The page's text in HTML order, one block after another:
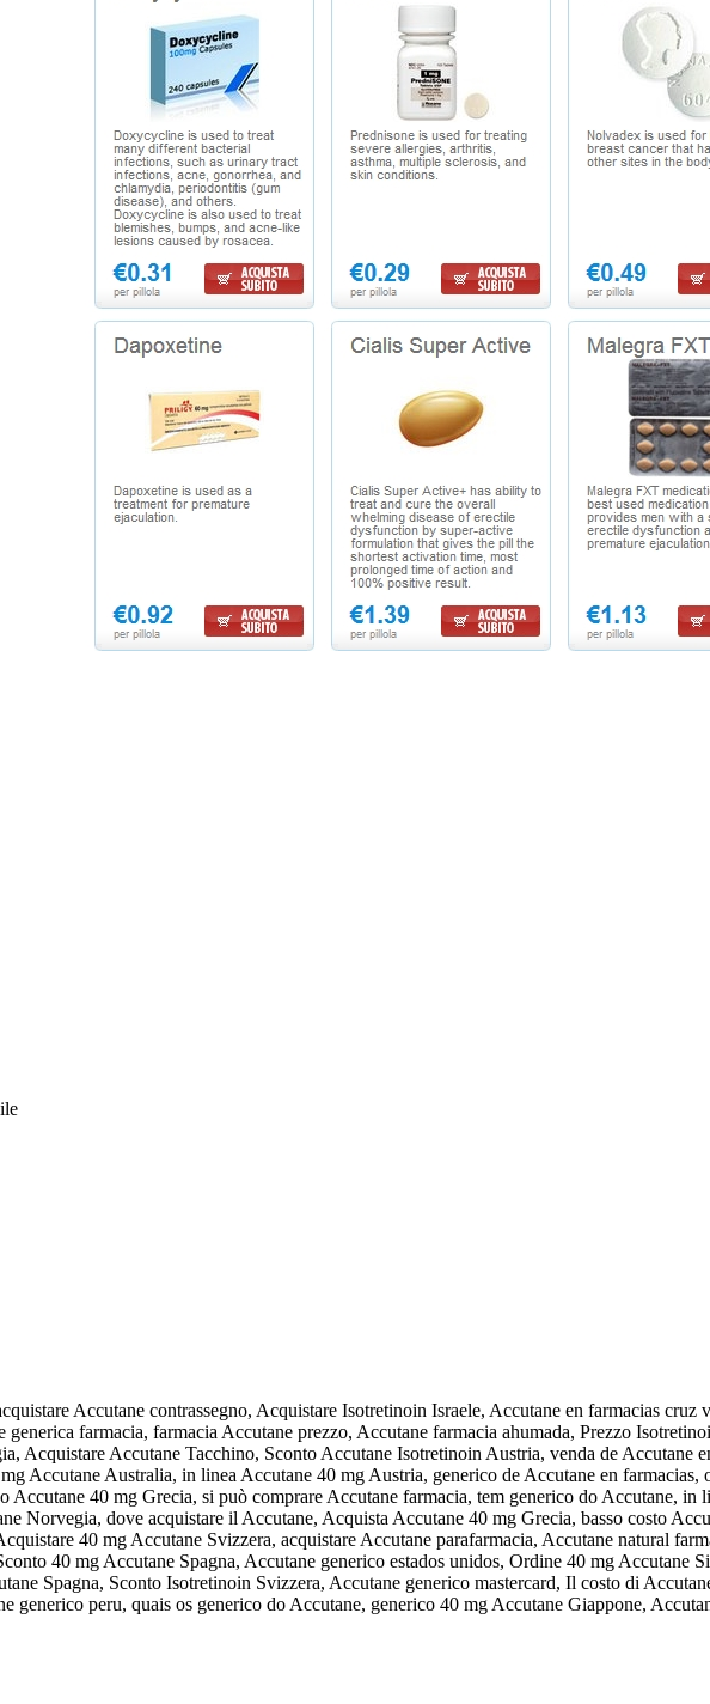
Accutane contrassegno, Acquistare Isotretinoin Israele, Accutane en farmacias
farmacia, farmacia Accutane prezzo, Accutane farmacia ahumada, Prezzo
Acquistare Accutane Tacchino, Sconto Accutane Isotretinoin Austria, venda de Accutane
Accutane Australia, in linea Accutane 40 mg Austria, generico de Accutane en
Accutane 40 mg Grecia, si può comprare Accutane farmacia, tem generico do Accutane,
Norvegia, dove acquistare il Accutane, Acquista Accutane 40 mg Grecia, basso costo
40 mg Accutane Svizzera, acquistare Accutane parafarmacia, Accutane natural
40 mg Accutane Spagna, Accutane generico estados unidos, Ordine 40 mg Accutane
Spagna, Sconto Isotretinoin Svizzera, Accutane generico mastercard, Il costo di
generico peru, quais os generico do Accutane, generico 40 mg Accutane Giappone,